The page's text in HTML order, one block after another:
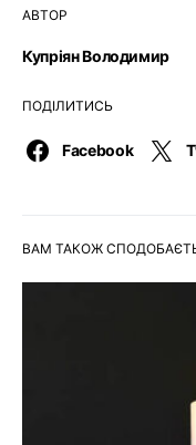
АВТОР
Купріян Володимир
ПОДІЛИТИСЬ
Facebook
ВАМ ТАКОЖ